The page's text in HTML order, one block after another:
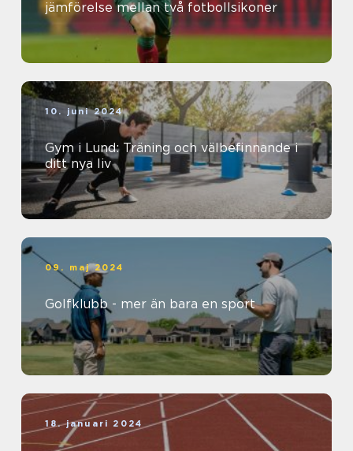
jämförelse mellan två fotbollsikoner
10. juni 2024
Gym i Lund: Träning och välbefinnande i
ditt nya liv
09. maj 2024
Golfklubb - mer än bara en sport
18. januari 2024